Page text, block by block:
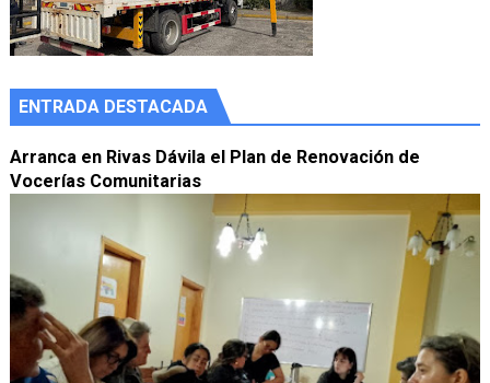
ENTRADA DESTACADA
Arranca en Rivas Dávila el Plan de Renovación de
Vocerías Comunitarias